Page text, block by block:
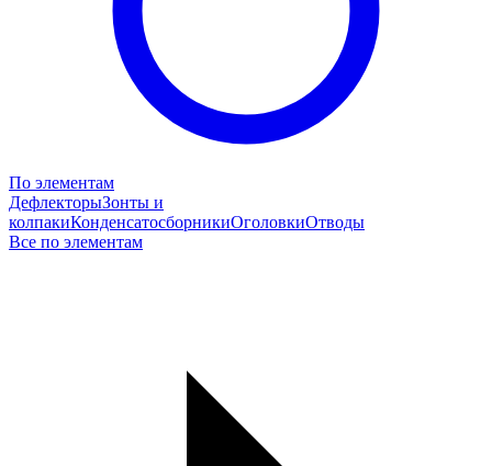
По элементам
ДефлекторыЗонты и
колпакиКонденсатосборникиОголовкиОтводы
Все по элементам